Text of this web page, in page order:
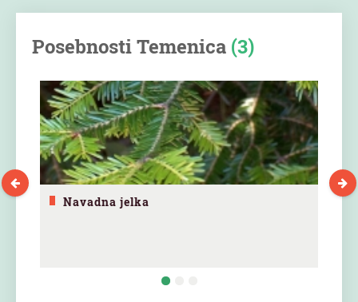
Posebnosti Temenica (3)
Navadna jelka